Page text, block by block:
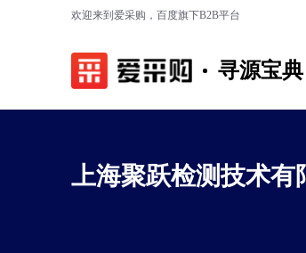
欢迎来到爱采购，百度旗下B2B平台
寻源宝典
上海聚跃检测技术有